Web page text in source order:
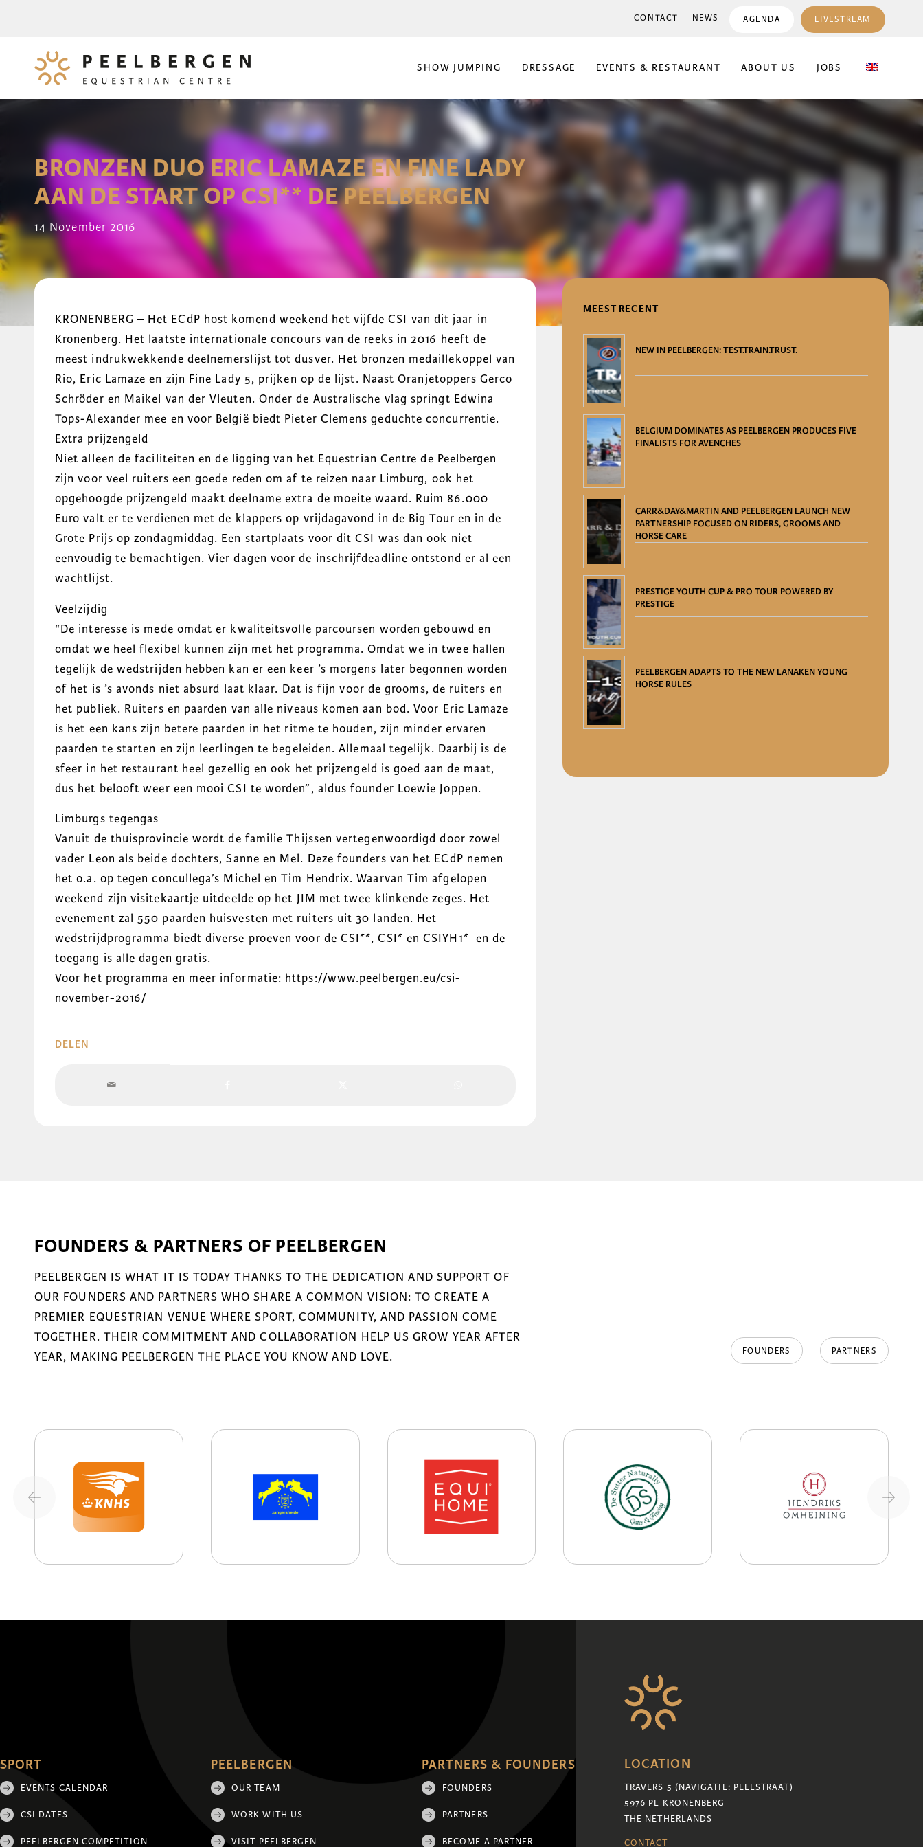
CONTACT NEWS AGENDA LIVESTREAM
SHOW JUMPING DRESSAGE EVENTS & RESTAURANT ABOUT US JOBS
BRONZEN DUO ERIC LAMAZE EN FINE LADY
AAN DE START OP CSI** DE PEELBERGEN
14 November 2016
KRONENBERG – Het ECdP host komend weekend het vijfde CSI van dit jaar in
Kronenberg. Het laatste internationale concours van de reeks in 2016 heeft de
meest indrukwekkende deelnemerslijst tot dusver. Het bronzen medaillekoppel van
Rio, Eric Lamaze en zijn Fine Lady 5, prijken op de lijst. Naast Oranjetoppers Gerco
Schröder en Maikel van der Vleuten. Onder de Australische vlag springt Edwina
Tops-Alexander mee en voor België biedt Pieter Clemens geduchte concurrentie.
Extra prijzengeld
Niet alleen de faciliteiten en de ligging van het Equestrian Centre de Peelbergen
zijn voor veel ruiters een goede reden om af te reizen naar Limburg, ook het
opgehoogde prijzengeld maakt deelname extra de moeite waard. Ruim 86.000
Euro valt er te verdienen met de klappers op vrijdagavond in de Big Tour en in de
Grote Prijs op zondagmiddag. Een startplaats voor dit CSI was dan ook niet
eenvoudig te bemachtigen. Vier dagen voor de inschrijfdeadline ontstond er al een
wachtlijst.
Veelzijdig
“De interesse is mede omdat er kwaliteitsvolle parcoursen worden gebouwd en
omdat we heel flexibel kunnen zijn met het programma. Omdat we in twee hallen
tegelijk de wedstrijden hebben kan er een keer ’s morgens later begonnen worden
of het is ’s avonds niet absurd laat klaar. Dat is fijn voor de grooms, de ruiters en
het publiek. Ruiters en paarden van alle niveaus komen aan bod. Voor Eric Lamaze
is het een kans zijn betere paarden in het ritme te houden, zijn minder ervaren
paarden te starten en zijn leerlingen te begeleiden. Allemaal tegelijk. Daarbij is de
sfeer in het restaurant heel gezellig en ook het prijzengeld is goed aan de maat,
dus het belooft weer een mooi CSI te worden”, aldus founder Loewie Joppen.
Limburgs tegengas
Vanuit de thuisprovincie wordt de familie Thijssen vertegenwoordigd door zowel
vader Leon als beide dochters, Sanne en Mel. Deze founders van het ECdP nemen
het o.a. op tegen concullega’s Michel en Tim Hendrix. Waarvan Tim afgelopen
weekend zijn visitekaartje uitdeelde op het JIM met twee klinkende zeges. Het
evenement zal 550 paarden huisvesten met ruiters uit 30 landen. Het
wedstrijdprogramma biedt diverse proeven voor de CSI**, CSI* en CSIYH1* en de
toegang is alle dagen gratis.
Voor het programma en meer informatie: https://www.peelbergen.eu/csi-
november-2016/
DELEN
MEEST RECENT
NEW IN PEELBERGEN: TEST.TRAIN.TRUST.
BELGIUM DOMINATES AS PEELBERGEN PRODUCES FIVE
FINALISTS FOR AVENCHES
CARR&DAY&MARTIN AND PEELBERGEN LAUNCH NEW
PARTNERSHIP FOCUSED ON RIDERS, GROOMS AND
HORSE CARE
PRESTIGE YOUTH CUP & PRO TOUR POWERED BY
PRESTIGE
PEELBERGEN ADAPTS TO THE NEW LANAKEN YOUNG
HORSE RULES
FOUNDERS & PARTNERS OF PEELBERGEN
PEELBERGEN IS WHAT IT IS TODAY THANKS TO THE DEDICATION AND SUPPORT OF
OUR FOUNDERS AND PARTNERS WHO SHARE A COMMON VISION: TO CREATE A
PREMIER EQUESTRIAN VENUE WHERE SPORT, COMMUNITY, AND PASSION COME
TOGETHER. THEIR COMMITMENT AND COLLABORATION HELP US GROW YEAR AFTER
YEAR, MAKING PEELBERGEN THE PLACE YOU KNOW AND LOVE.
FOUNDERS PARTNERS
SPORT
EVENTS CALENDAR
CSI DATES
PEELBERGEN COMPETITION
PEELBERGEN
OUR TEAM
WORK WITH US
VISIT PEELBERGEN
PARTNERS & FOUNDERS
FOUNDERS
PARTNERS
BECOME A PARTNER
LOCATION
TRAVERS 5 (NAVIGATIE: PEELSTRAAT)
5976 PL KRONENBERG
THE NETHERLANDS
CONTACT